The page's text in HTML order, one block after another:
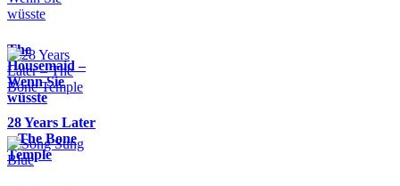
The
Housemaid –
Wenn Sie
wüsste
28 Years Later
– The Bone
Temple